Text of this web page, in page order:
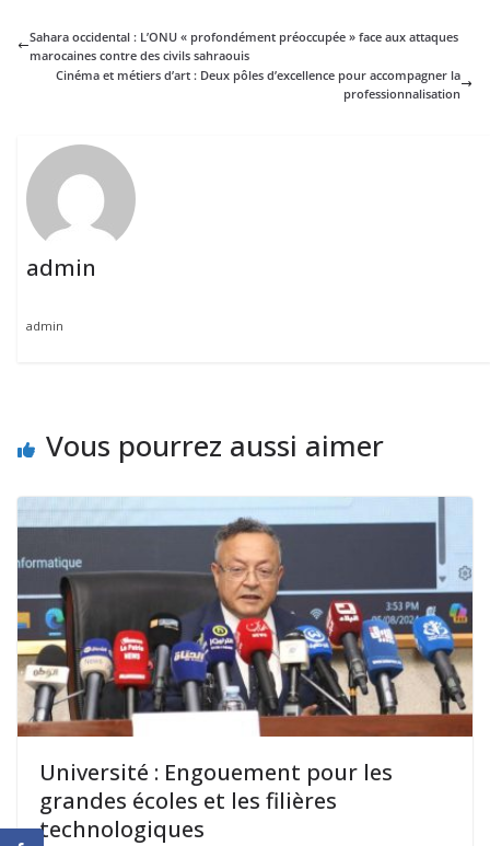
Sahara occidental : L’ONU « profondément préoccupée » face aux attaques
marocaines contre des civils sahraouis
Cinéma et métiers d’art : Deux pôles d’excellence pour accompagner la
professionnalisation
admin
admin
Vous pourrez aussi aimer
Université : Engouement pour les
grandes écoles et les filières
technologiques